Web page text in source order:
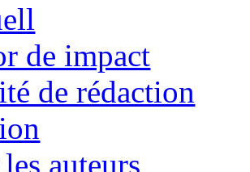
de impact
de rédaction
auteurs